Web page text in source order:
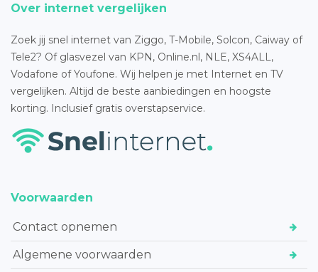
Over internet vergelijken
Zoek jij snel internet van Ziggo, T-Mobile, Solcon, Caiway of
Tele2? Of glasvezel van KPN, Online.nl, NLE, XS4ALL,
Vodafone of Youfone. Wij helpen je met Internet en TV
vergelijken. Altijd de beste aanbiedingen en hoogste
korting. Inclusief gratis overstapservice.
Voorwaarden
Contact opnemen
Algemene voorwaarden